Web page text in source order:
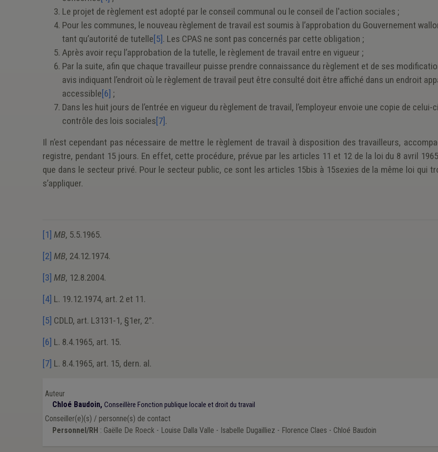
Le projet de règlement est adopté par le conseil communal ou le conseil de l'action sociales ;
Pour les communes, le nouveau règlement de travail est soumis à l’approbation du Gouvernement
tant qu’autorité de tutelle[5]. Les CPAS ne sont pas concernés par cette obligation ;
Après avoir reçu l’approbation de la tutelle, le règlement de travail entre en vigueur ;
Par la suite, afin que chaque travailleur puisse prendre connaissance du règlement et de ses
avis indiquant l’endroit où le règlement de travail peut être consulté doit être affiché dans un endroit
accessible[6] ;
Dans les huit jours de l’entrée en vigueur du règlement de travail, l’employeur envoie une copie de celui-
contrôle des lois sociales[7].
Il n’est cependant pas nécessaire de mettre le règlement de travail à disposition des travailleurs,
registre, pendant 15 jours. En effet, cette procédure, prévue par les articles 11 et 12 de la loi du 8 avril
que dans le secteur privé. Pour le secteur public, ce sont les articles 15bis à 15sexies de la même loi qui
s’appliquer.
[1] MB, 5.5.1965.
[2] MB, 24.12.1974.
[3] MB, 12.8.2004.
[4] L. 19.12.1974, art. 2 et 11.
[5] CDLD, art. L3131-1, §1er, 2°.
[6] L. 8.4.1965, art. 15.
[7] L. 8.4.1965, art. 15, dern. al.
Auteur
Chloé Baudoin, Conseillère Fonction publique locale et droit du travail
Conseiller(e)(s) / personne(s) de contact
Personnel/RH : Gaëlle De Roeck - Louise Dalla Valle - Isabelle Dugailliez - Florence Claes - Chloé Baudoin